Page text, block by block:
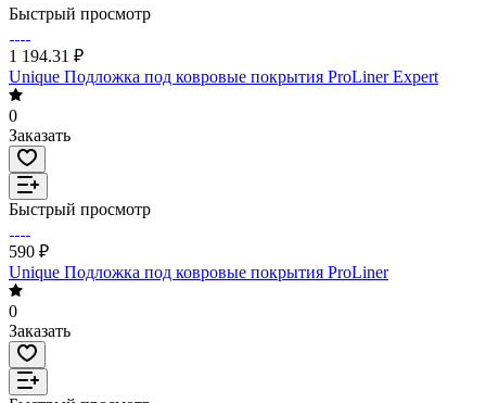
Быстрый просмотр
1 194.31 ₽
Unique Подложка под ковровые покрытия ProLiner Expert
0
Заказать
Быстрый просмотр
590 ₽
Unique Подложка под ковровые покрытия ProLiner
0
Заказать